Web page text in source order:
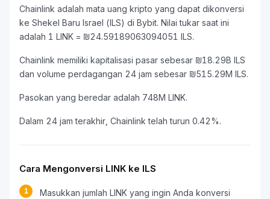
Chainlink adalah mata uang kripto yang dapat dikonversi
ke Shekel Baru Israel (ILS) di Bybit. Nilai tukar saat ini
adalah 1 LINK = ₪24.59189063094051 ILS.
Chainlink memiliki kapitalisasi pasar sebesar ₪18.29B ILS
dan volume perdagangan 24 jam sebesar ₪515.29M ILS.
Pasokan yang beredar adalah 748M LINK.
Dalam 24 jam terakhir, Chainlink telah turun 0.42%.
Cara Mengonversi LINK ke ILS
1 Masukkan jumlah LINK yang ingin Anda konversi